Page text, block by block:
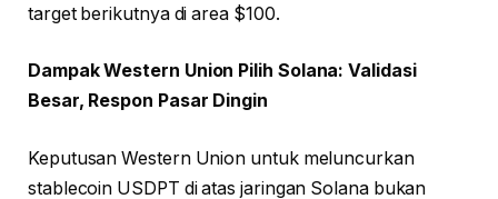
target berikutnya di area $100.
Dampak Western Union Pilih Solana: Validasi
Besar, Respon Pasar Dingin
Keputusan Western Union untuk meluncurkan
stablecoin USDPT di atas jaringan Solana bukan